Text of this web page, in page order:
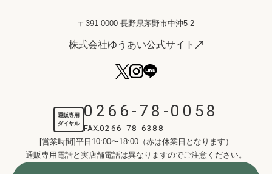
〒391-0000 長野県茅野市中沖5-2
株式会社ゆうあい公式サイト
通販専用
ダイヤル
0266-78-0058
FAX:0266-78-6388
[営業時間]平日10:00〜18:00（赤は休業日となります）
通販専用電話と実店舗電話は異なりますのでご注意ください。